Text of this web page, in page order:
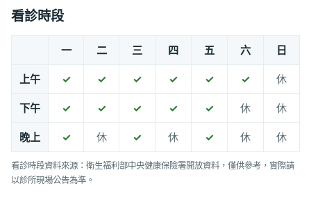
看診時段
一 二 三 四 五 六 日
上午 ✓ ✓ ✓ ✓ ✓ ✓ 休
下午 ✓ ✓ ✓ ✓ ✓ 休 休
晚上 ✓ 休 ✓ 休 ✓ 休 休
看診時段資料來源：衛生福利部中央健康保險署開放資料，僅供參考，實際請
以診所現場公告為準。